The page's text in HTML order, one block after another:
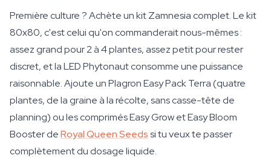
Première culture ? Achète un kit Zamnesia complet. Le kit
80x80, c'est celui qu'on commanderait nous-mêmes :
assez grand pour 2 à 4 plantes, assez petit pour rester
discret, et la LED Phytonaut consomme une puissance
raisonnable. Ajoute un Plagron Easy Pack Terra (quatre
plantes, de la graine à la récolte, sans casse-tête de
planning) ou les comprimés Easy Grow et Easy Bloom
Booster deRoyal Queen Seedssi tu veux te passer
complètement du dosage liquide.